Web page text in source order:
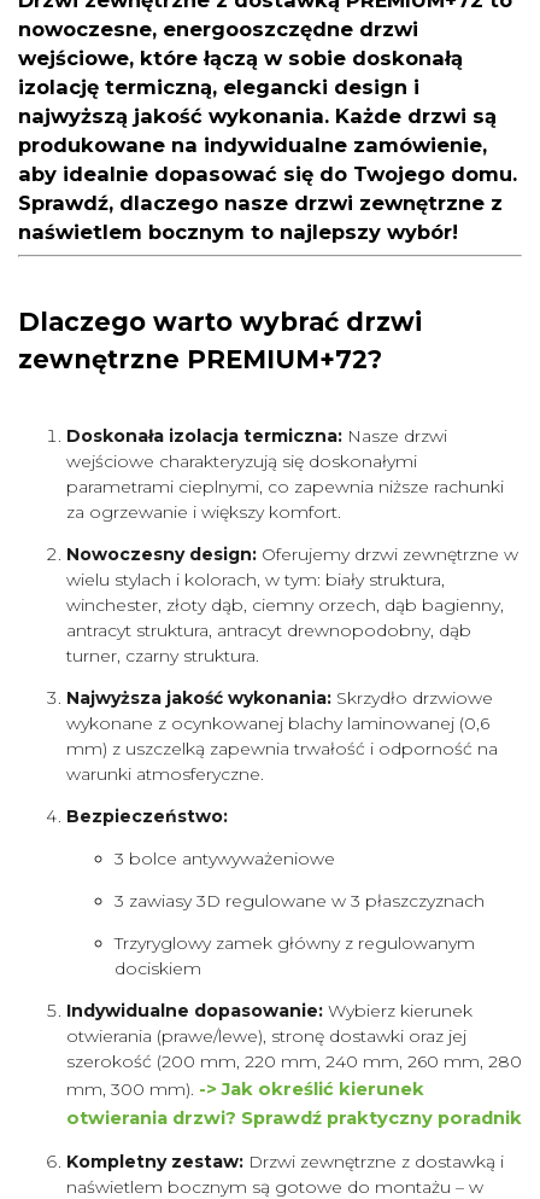
nowoczesne, energooszczędne drzwi
wejściowe, które łączą w sobie doskonałą
izolację termiczną, elegancki design i
najwyższą jakość wykonania. Każde drzwi są
produkowane na indywidualne zamówienie,
aby idealnie dopasować się do Twojego domu.
Sprawdź, dlaczego nasze drzwi zewnętrzne z
naświetlem bocznym to najlepszy wybór!
Dlaczego warto wybrać drzwi
zewnętrzne PREMIUM+72?
Doskonała izolacja termiczna: Nasze drzwi
wejściowe charakteryzują się doskonałymi
parametrami cieplnymi, co zapewnia niższe rachunki
za ogrzewanie i większy komfort.
Nowoczesny design: Oferujemy drzwi zewnętrzne w
wielu stylach i kolorach, w tym: biały struktura,
winchester, złoty dąb, ciemny orzech, dąb bagienny,
antracyt struktura, antracyt drewnopodobny, dąb
turner, czarny struktura.
Najwyższa jakość wykonania: Skrzydło drzwiowe
wykonane z ocynkowanej blachy laminowanej (0,6
mm) z uszczelką zapewnia trwałość i odporność na
warunki atmosferyczne.
Bezpieczeństwo:
3 bolce antywyważeniowe
3 zawiasy 3D regulowane w 3 płaszczyznach
Trzyryglowy zamek główny z regulowanym
dociskiem
Indywidualne dopasowanie: Wybierz kierunek
otwierania (prawe/lewe), stronę dostawki oraz jej
szerokość (200 mm, 220 mm, 240 mm, 260 mm, 280
mm, 300 mm). -> Jak określić kierunek
otwierania drzwi? Sprawdź praktyczny poradnik
Kompletny zestaw: Drzwi zewnętrzne z dostawką i
naświetlem bocznym są gotowe do montażu – w